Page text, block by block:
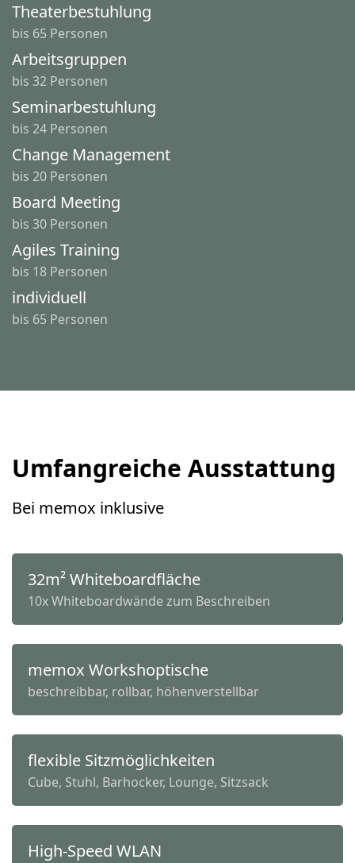
Theaterbestuhlung
bis 65 Personen
Arbeitsgruppen
bis 32 Personen
Seminarbestuhlung
bis 24 Personen
Change Management
bis 20 Personen
Board Meeting
bis 30 Personen
Agiles Training
bis 18 Personen
individuell
bis 65 Personen
Umfangreiche Ausstattung
Bei memox inklusive
32m² Whiteboardfläche
10x Whiteboardwände zum Beschreiben
memox Workshoptische
beschreibbar, rollbar, höhenverstellbar
flexible Sitzmöglichkeiten
Cube, Stuhl, Barhocker, Lounge, Sitzsack
High-Speed WLAN